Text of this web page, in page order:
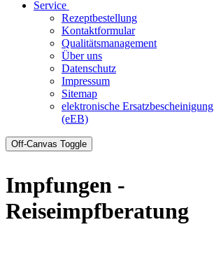
Service
Rezeptbestellung
Kontaktformular
Qualitätsmanagement
Über uns
Datenschutz
Impressum
Sitemap
elektronische Ersatzbescheinigung
(eEB)
Off-Canvas Toggle
Impfungen -
Reiseimpfberatung